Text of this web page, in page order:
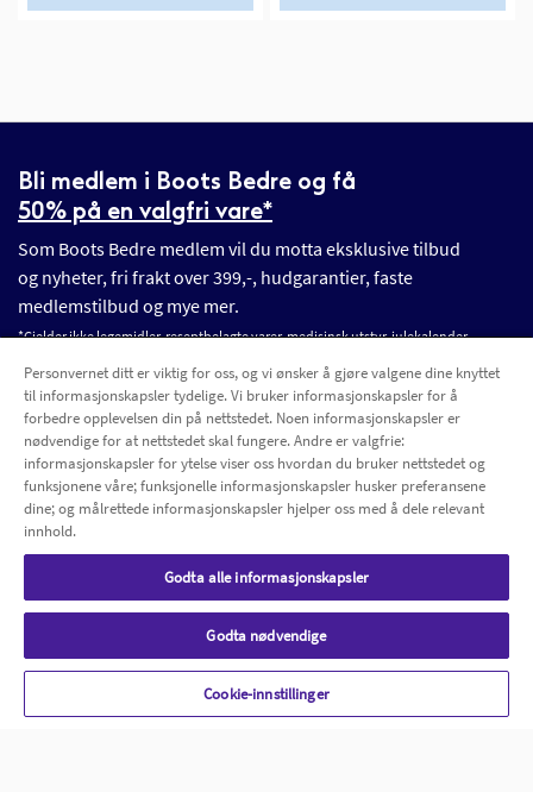
Bli medlem i Boots Bedre og få
50% på en valgfri vare*
Som Boots Bedre medlem vil du motta eksklusive tilbud
og nyheter, fri frakt over 399,-, hudgarantier, faste
medlemstilbud og mye mer.
*Gjelder ikke legemidler, reseptbelagte varer, medisinsk utstyr, julekalender,
gavesett, julevarer og andre tilbud.
Bli medlem
Boots Apotek er din helsedestinasjon, med et stort
utvalg av produkter og tjenester. Få profesjonell
veiledning via chat eller telefon, eller besøk et av våre
Personvernet ditt er viktig for oss, og vi ønsker å gjøre valgene dine knyttet
til informasjonskapsler tydelige. Vi bruker informasjonskapsler for å
forbedre opplevelsen din på nettstedet. Noen informasjonskapsler er
nødvendige for at nettstedet skal fungere. Andre er valgfrie:
informasjonskapsler for ytelse viser oss hvordan du bruker nettstedet og
funksjonene våre; funksjonelle informasjonskapsler husker preferansene
dine; og målrettede informasjonskapsler hjelper oss med å dele relevant
innhold.
Godta alle informasjonskapsler
Godta nødvendige
Cookie-innstillinger